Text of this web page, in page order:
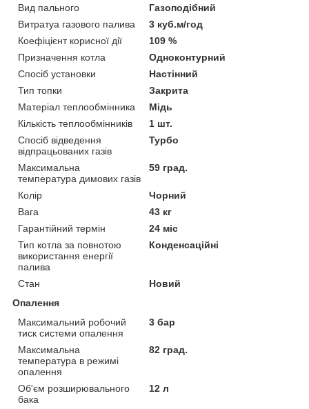
Вид пального
Газоподібний
Витратуа газового палива
3 куб.м/год
Коефіцієнт корисної дії
109 %
Призначення котла
Одноконтурний
Спосіб установки
Настінний
Тип топки
Закрита
Матеріал теплообмінника
Мідь
Кількість теплообмінників
1 шт.
Спосіб відведення
відпрацьованих газів
Турбо
Максимальна
температура димових газів
59 град.
Колір
Чорний
Вага
43 кг
Гарантійний термін
24 міс
Тип котла за повнотою
використання енергії
палива
Конденсаційні
Стан
Новий
Опалення
Максимальний робочий
тиск системи опалення
3 бар
Максимальна
температура в режимі
опалення
82 град.
Об'єм розширювального
бака
12 л